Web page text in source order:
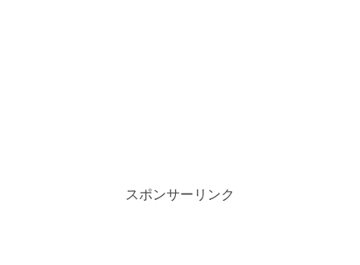
スポンサーリンク